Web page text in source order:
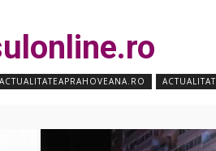
ACTUALITATEAPRAHOVEANA.RO